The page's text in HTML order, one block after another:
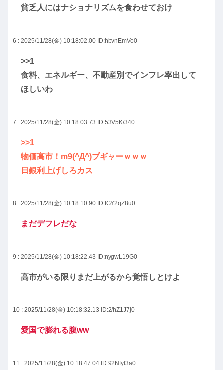
貧乏人にはナショナリズムを食わせておけ
6 : 2025/11/28(金) 10:18:02.00 ID:hbvnEmVo0
>>1
食料、エネルギー、不動産別でインフレ率出して
ほしいわ
7 : 2025/11/28(金) 10:18:03.73 ID:53V5K/340
>>1
物価高市！m9(^Д^)プギャーｗｗｗ
日銀利上げしろカス
8 : 2025/11/28(金) 10:18:10.90 ID:fGY2qZ8u0
まだデフレだな
9 : 2025/11/28(金) 10:18:22.43 ID:nygwL19G0
高市がいる限りまだ上がるから覚悟しとけよ
10 : 2025/11/28(金) 10:18:32.13 ID:2/hZ1J7j0
愛国で膨れる腹ww
11 : 2025/11/28(金) 10:18:47.04 ID:92Nfyl3a0